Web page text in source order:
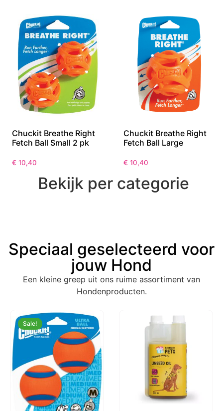
Chuckit Breathe Right
Fetch Ball Small 2 pk
€ 10,40
Chuckit Breathe Right
Fetch Ball Large
€ 10,40
Bekijk per categorie
Speciaal geselecteerd voor
jouw Hond
Een kleine greep uit ons ruime assortiment van
Hondenproducten.
Sale!